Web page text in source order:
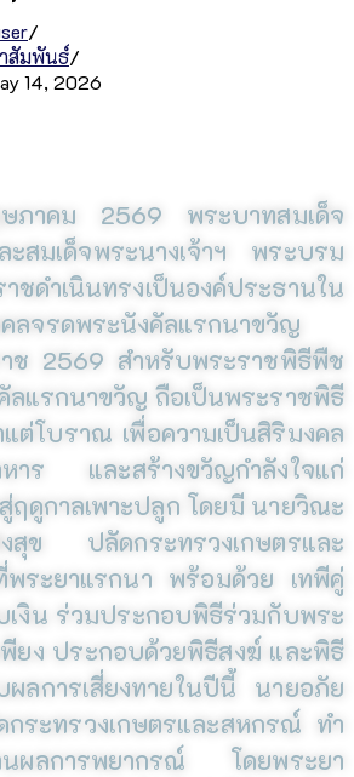
สัมพันธ์
14, 2026
าคม 2569 พระบาทสมเด็จ
สมเด็จพระนางเจ้าฯ พระบรม
ชดำเนินทรงเป็นองค์ประธานใน
ลจรดพระนังคัลแรกนาขวัญ
ช 2569 สำหรับพระราชพิธีพืช
ลแรกนาขวัญ ถือเป็นพระราชพิธี
ต่โบราณ เพื่อความเป็นสิริมงคล
าร และสร้างขวัญกำลังใจแก่
ฤดูกาลเพาะปลูก โดยมี นายวิณะ
ข ปลัดกระทรวงเกษตรและ
ระยาแรกนา พร้อมด้วย เทพีคู่
เงิน ร่วมประกอบพิธีร่วมกับพระ
พียง ประกอบด้วยพิธีสงฆ์ และพิธี
ลการเสี่ยงทายในปีนี้ นายอภัย
ระทรวงเกษตรและสหกรณ์ ทำ
นผลการพยากรณ์ โดยพระยา